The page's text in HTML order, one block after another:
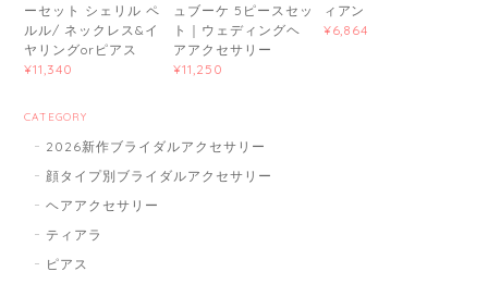
ーセット シェリル ペ
ルル/ ネックレス&イ
ヤリングorピアス
¥11,340
ュブーケ 5ピースセッ
ト｜ウェディングヘ
アアクセサリー
¥11,250
ィアン
¥6,864
CATEGORY
2026新作ブライダルアクセサリー
顔タイプ別ブライダルアクセサリー
ヘアアクセサリー
ティアラ
ピアス